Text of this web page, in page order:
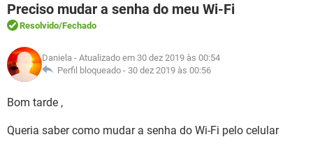
INSTAGRAM GMAIL
GUIA DE COMPRAS
OUTLOOK
INSTAGRAM
GUIA DE COMPRAS
JOGOS WHATSAPP
CELULAR
OUTLOOK EXCEL
INSTAGRAM
GUIA DE COMPRAS
FÓRUM
JOGOS
CELULAR FACEBOOK
GLOSSÁRIO
JOGOS
CELULAR
OUTLOOK EXCEL
Preciso mudar a senha do meu Wi-Fi
Resolvido/Fechado
Daniela - Atualizado em 30 dez 2019 às 00:54
Perfil bloqueado - 30 dez 2019 às 00:56
Bom tarde ,
Queria saber como mudar a senha do Wi-Fi pelo celular